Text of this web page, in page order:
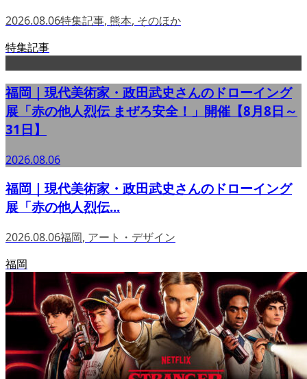
2026.08.06特集記事, 熊本, そのほか
特集記事
福岡｜現代美術家・政田武史さんのドローイング
展「赤の他人烈伝 まぜろ安全！」開催【8月8日～
31日】
2026.08.06
福岡｜現代美術家・政田武史さんのドローイング
展「赤の他人烈伝...
2026.08.06福岡, アート・デザイン
福岡